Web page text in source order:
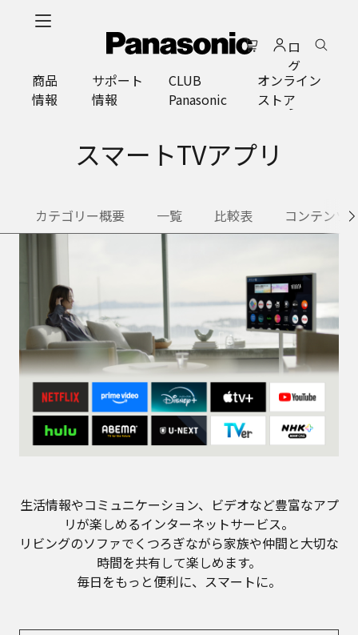
プ
ロ
グ
イ
ン
商品
情報
サポート
情報
CLUB
Panasonic
オンライン
ストア
スマートTVアプリ
カテゴリー概要 一覧 比較表 コンテンツ
生活情報やコミュニケーション、ビデオなど豊富なアプ
リが楽しめるインターネットサービス。
リビングのソファでくつろぎながら家族や仲間と大切な
時間を共有して楽しめます。
毎日をもっと便利に、スマートに。